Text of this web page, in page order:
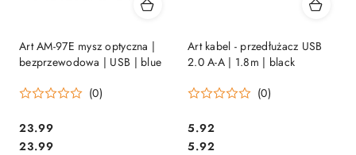
Art AM-97E mysz optyczna |
bezprzewodowa | USB | blue
(0)
Cena:
23.99
Cena:
23.99
Art kabel - przedłużacz USB
2.0 A-A | 1.8m | black
(0)
Cena:
5.92
Cena:
5.92